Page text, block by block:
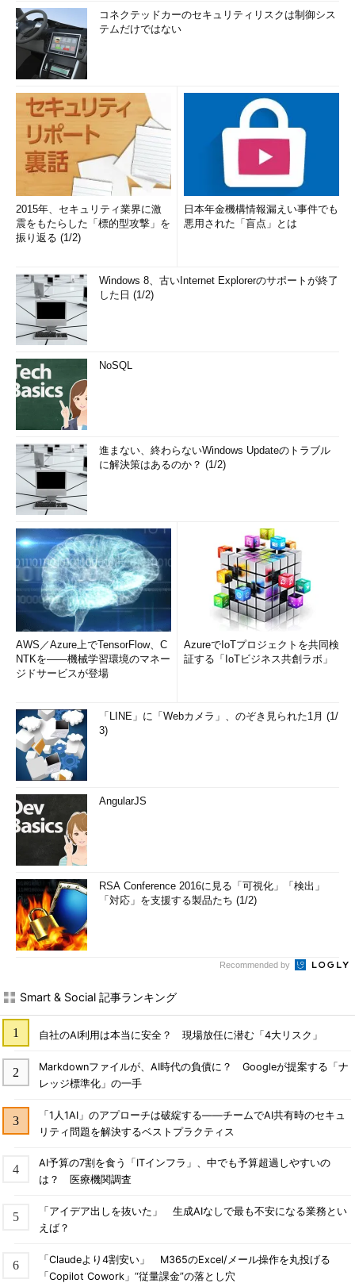
コネクテッドカーのセキュリティリスクは制御シス
テムだけではない
2015年、セキュリティ業界に激
震をもたらした「標的型攻撃」を
振り返る (1/2)
日本年金機構情報漏えい事件でも
悪用された「盲点」とは
Windows 8、古いInternet Explorerのサポートが終了
した日 (1/2)
NoSQL
進まない、終わらないWindows Updateのトラブル
に解決策はあるのか？ (1/2)
AWS／Azure上でTensorFlow、C
NTKを――機械学習環境のマネー
ジドサービスが登場
AzureでIoTプロジェクトを共同検
証する「IoTビジネス共創ラボ」
「LINE」に「Webカメラ」、のぞき見られた1月 (1/
3)
AngularJS
RSA Conference 2016に見る「可視化」「検出」
「対応」を支援する製品たち (1/2)
Recommended by
Smart & Social 記事ランキング
自社のAI利用は本当に安全？ 現場放任に潜む「4大リスク」
Markdownファイルが、AI時代の負債に？ Googleが提案する「ナ
レッジ標準化」の一手
「1人1AI」のアプローチは破綻する――チームでAI共有時のセキュ
リティ問題を解決するベストプラクティス
AI予算の7割を食う「ITインフラ」、中でも予算超過しやすいの
は？ 医療機関調査
「アイデア出しを抜いた」 生成AIなしで最も不安になる業務とい
えば？
「Claudeより4割安い」 M365のExcel/メール操作を丸投げる
「Copilot Cowork」“従量課金”の落とし穴